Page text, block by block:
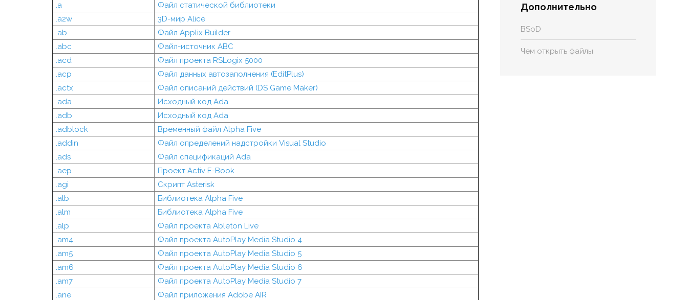
.a
Файл статической библиотеки
.a2w
3D-мир Alice
.ab
Файл Applix Builder
.abc
Файл-источник ABC
.acd
Файл проекта RSLogix 5000
.acp
Файл данных автозаполнения (EditPlus)
.actx
Файл описаний действий (DS Game Maker)
.ada
Исходный код Ada
.adb
Исходный код Ada
.adblock
Временный файл Alpha Five
.addin
Файл определений надстройки Visual Studio
.ads
Файл спецификаций Ada
.aep
Проект Activ E-Book
.agi
Скрипт Asterisk
.alb
Библиотека Alpha Five
.alm
Библиотека Alpha Five
.alp
Файл проекта Ableton Live
.am4
Файл проекта AutoPlay Media Studio 4
.am5
Файл проекта AutoPlay Media Studio 5
.am6
Файл проекта AutoPlay Media Studio 6
.am7
Файл проекта AutoPlay Media Studio 7
.ane
Файл приложения Adobe AIR
Дополнительно
BSoD
Чем открыть файлы